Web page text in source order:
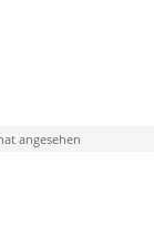
angesehen